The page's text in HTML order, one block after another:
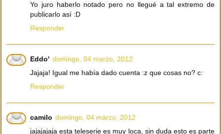
Yo juro haberlo notado pero no llegué a tal extremo de
publicarlo así :D
Responder
Eddo' domingo, 04 marzo, 2012
Jajaja! Igual me había dado cuenta :z que cosas no? c:
Responder
camilo domingo, 04 marzo, 2012
jajajajaja esta teleserie es muy loca, sin duda esto es parte